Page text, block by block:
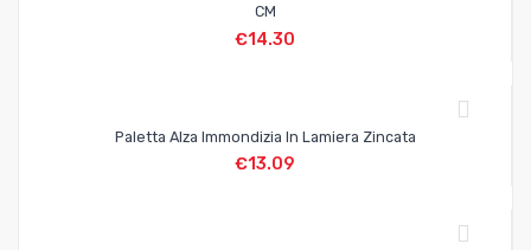
CM
€14.30
Paletta Alza Immondizia In Lamiera Zincata
€13.09